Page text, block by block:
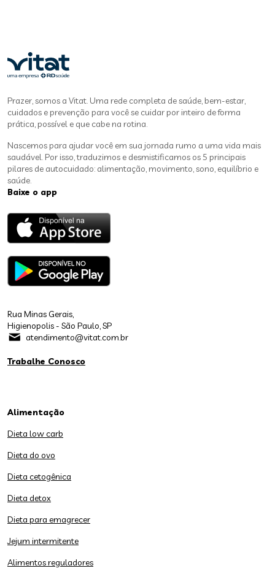
Prazer, somos a Vitat. Uma rede completa de saúde, bem-estar,
cuidados e prevenção para você se cuidar por inteiro de forma
prática, possível e que cabe na rotina.
Nascemos para ajudar você em sua jornada rumo a uma vida mais
saudável. Por isso, traduzimos e desmistificamos os 5 principais
pilares de autocuidado: alimentação, movimento, sono, equilíbrio e
saúde.
Baixe o app
Rua Minas Gerais,
Higienopolis - São Paulo, SP
atendimento@vitat.com.br
Trabalhe Conosco
Alimentação
Dieta low carb
Dieta do ovo
Dieta cetogênica
Dieta detox
Dieta para emagrecer
Jejum intermitente
Alimentos reguladores